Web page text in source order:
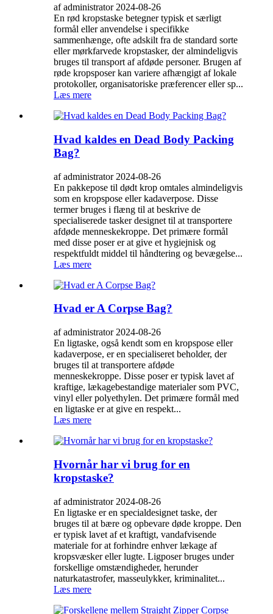
af administrator 2024-08-26
En rød kropstaske betegner typisk et særligt
formål eller anvendelse i specifikke
sammenhænge, ​​ofte adskilt fra de standard sorte
eller mørkfarvede kropstasker, der almindeligvis
bruges til transport af afdøde personer. Brugen af ​​
røde kropsposer kan variere afhængigt af lokale
protokoller, organisatoriske præferencer eller sp...
Læs mere
Hvad kaldes en Dead Body Packing
Bag?
af administrator 2024-08-26
En pakkepose til dødt krop omtales almindeligvis
som en kropspose eller kadaverpose. Disse
termer bruges i flæng til at beskrive de
specialiserede tasker designet til at transportere
afdøde menneskekroppe. Det primære formål
med disse poser er at give et hygiejnisk og
respektfuldt middel til håndtering og bevægelse...
Læs mere
Hvad er A Corpse Bag?
af administrator 2024-08-26
En ligtaske, også kendt som en kropspose eller
kadaverpose, er en specialiseret beholder, der
bruges til at transportere afdøde
menneskekroppe. Disse poser er typisk lavet af
kraftige, lækagebestandige materialer som PVC,
vinyl eller polyethylen. Det primære formål med
en ligtaske er at give en respekt...
Læs mere
Hvornår har vi brug for en
kropstaske?
af administrator 2024-08-26
En ligtaske er en specialdesignet taske, der
bruges til at bære og opbevare døde kroppe. Den
er typisk lavet af et kraftigt, vandafvisende
materiale for at forhindre enhver lækage af
kropsvæsker eller lugte. Ligposer bruges under
forskellige omstændigheder, herunder
naturkatastrofer, masseulykker, kriminalitet...
Læs mere